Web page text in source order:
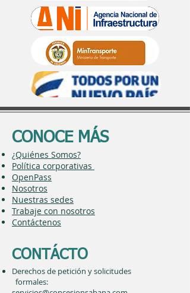
CONOCE MÁS
¿Quiénes Somos?
Política corporativas
OpenPass
Nosotros
Nuestras sedes
Trabaje con nosotros
Contáctenos
CONTÁCTO
Derechos de petición y solicitudes
formales: